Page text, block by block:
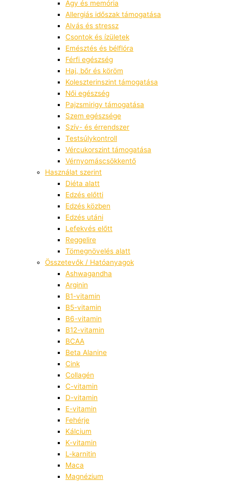
Agy és memória
Allergiás időszak támogatása
Alvás és stressz
Csontok és ízületek
Emésztés és bélflóra
Férfi egészség
Haj, bőr és köröm
Koleszterinszint támogatása
Női egészség
Pajzsmirigy támogatása
Szem egészsége
Szív- és érrendszer
Testsúlykontroll
Vércukorszint támogatása
Vérnyomáscsökkentő
Használat szerint
Diéta alatt
Edzés előtti
Edzés közben
Edzés utáni
Lefekvés előtt
Reggelire
Tömegnövelés alatt
Összetevők / Hatóanyagok
Ashwagandha
Arginin
B1-vitamin
B5-vitamin
B6-vitamin
B12-vitamin
BCAA
Beta Alanine
Cink
Collagén
C-vitamin
D-vitamin
E-vitamin
Fehérje
Kálcium
K-vitamin
L-karnitin
Maca
Magnézium